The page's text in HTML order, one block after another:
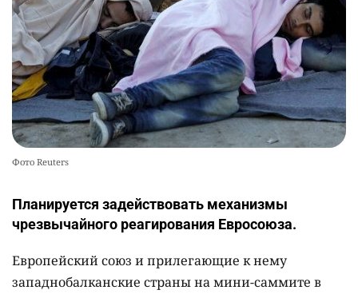
Фото Reuters
Планируется задействовать механизмы
чрезвычайного реагирования Евросоюза.
Европейский союз и прилегающие к нему
западнобалканские страны на мини-саммите в